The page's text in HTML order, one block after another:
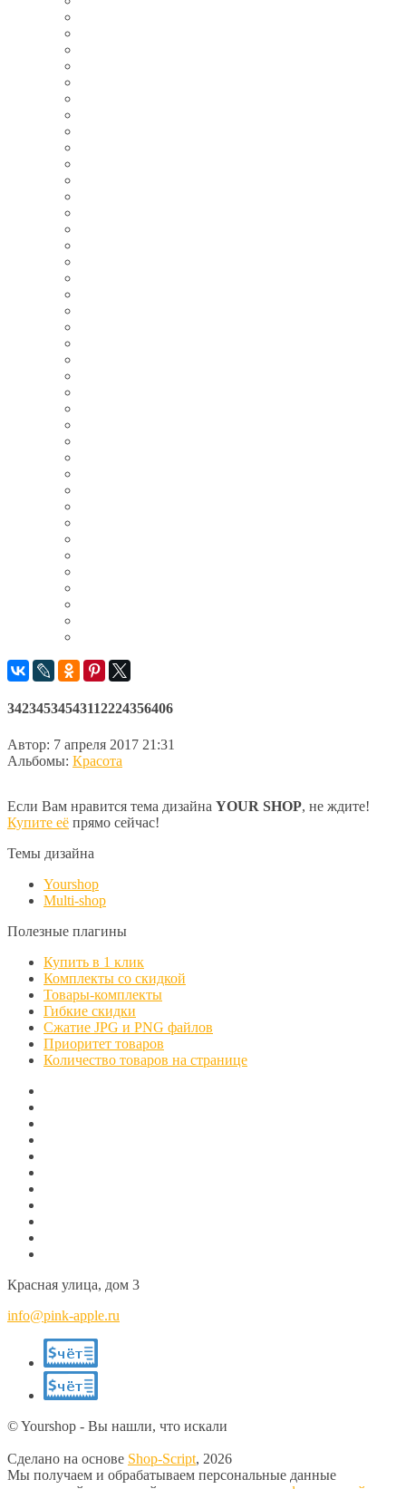
34234534543112224356406
Автор: 7 апреля 2017 21:31
Альбомы: Красота
Если Вам нравится тема дизайна YOUR SHOP, не ждите!
Купите её прямо сейчас!
Темы дизайна
Yourshop
Multi-shop
Полезные плагины
Купить в 1 клик
Комплекты со скидкой
Товары-комплекты
Гибкие скидки
Сжатие JPG и PNG файлов
Приоритет товаров
Количество товаров на странице
Красная улица, дом 3
info@pink-apple.ru
© Yourshop - Вы нашли, что искали
Сделано на основе Shop-Script, 2026
Мы получаем и обрабатываем персональные данные